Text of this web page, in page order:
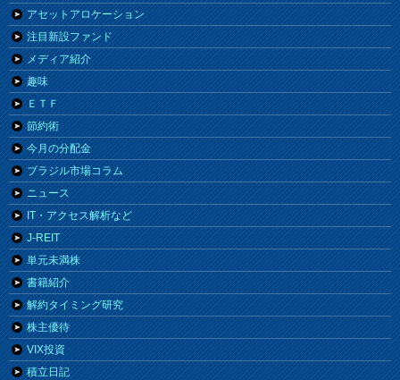
アセットアロケーション
注目新設ファンド
メディア紹介
趣味
ＥＴＦ
節約術
今月の分配金
ブラジル市場コラム
ニュース
IT・アクセス解析など
J-REIT
単元未満株
書籍紹介
解約タイミング研究
株主優待
VIX投資
積立日記